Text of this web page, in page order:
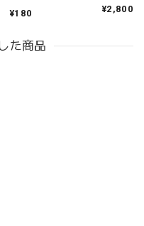
¥180
ブランドパウダーミ
¥2,800
た商品